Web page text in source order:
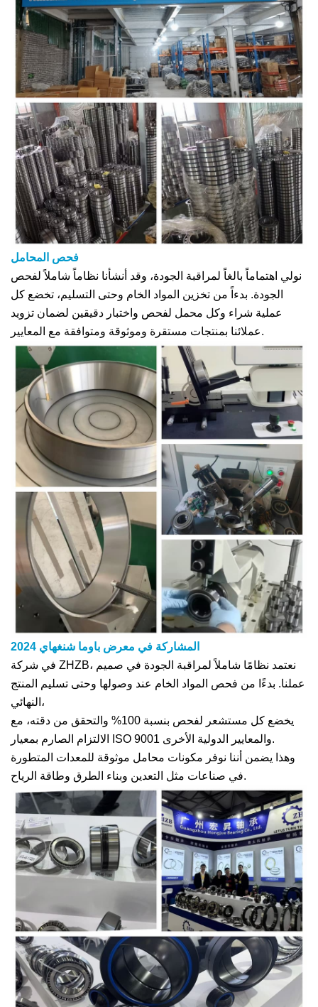
فحص المحامل
نولي اهتماماً بالغاً لمراقبة الجودة، وقد أنشأنا نظاماً شاملاً لفحص
الجودة. بدءاً من تخزين المواد الخام وحتى التسليم، تخضع كل
عملية شراء وكل محمل لفحص واختبار دقيقين لضمان تزويد
عملائنا بمنتجات مستقرة وموثوقة ومتوافقة مع المعايير.
المشاركة في معرض باوما شنغهاي 2024
في شركة ZHZB، نعتمد نظامًا شاملاً لمراقبة الجودة في صميم
عملنا. بدءًا من فحص المواد الخام عند وصولها وحتى تسليم المنتج
النهائي،
يخضع كل مستشعر لفحص بنسبة 100% والتحقق من دقته، مع
الالتزام الصارم بمعيار ISO 9001 والمعايير الدولية الأخرى.
وهذا يضمن أننا نوفر مكونات محامل موثوقة للمعدات المتطورة
في صناعات مثل التعدين وبناء الطرق وطاقة الرياح.